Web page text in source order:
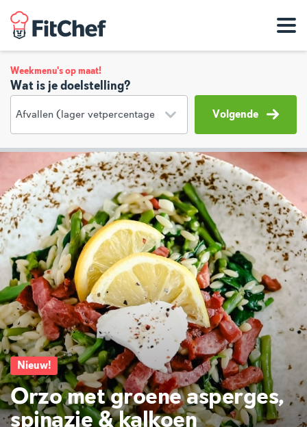
Weekmenu's op maat!
Wat is je doelstelling?
Volgende
Nieuw!
Orzo met groene asperges,
spinazie & kalkoen